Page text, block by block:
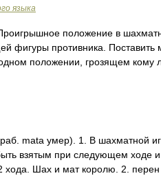
языка
положение в
фигуры противника. Поставить
положении, грозящем кому
mata умер). 1. В шахматной
взятым при следующем ходе
хода. Шах и мат королю. 2. перен